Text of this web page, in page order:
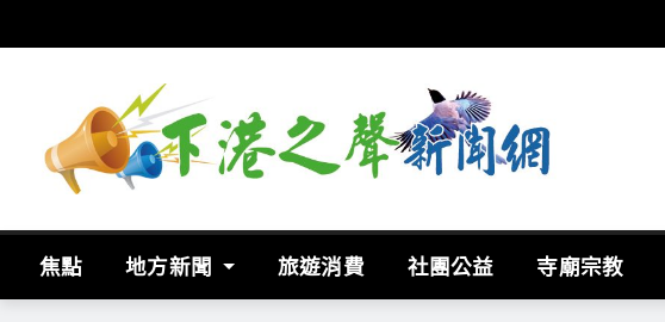
to
焦點 地方新聞 旅遊消費 社團公益 寺廟宗教